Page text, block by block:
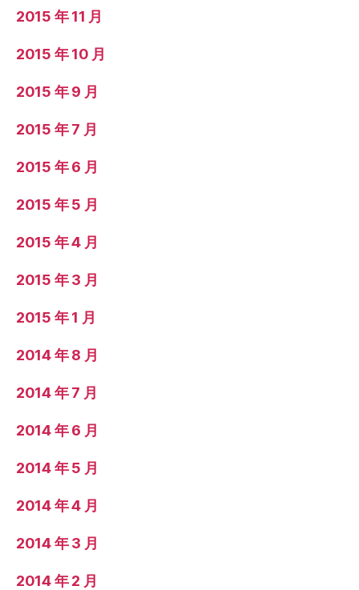
2015 年 11 月
2015 年 10 月
2015 年 9 月
2015 年 7 月
2015 年 6 月
2015 年 5 月
2015 年 4 月
2015 年 3 月
2015 年 1 月
2014 年 8 月
2014 年 7 月
2014 年 6 月
2014 年 5 月
2014 年 4 月
2014 年 3 月
2014 年 2 月